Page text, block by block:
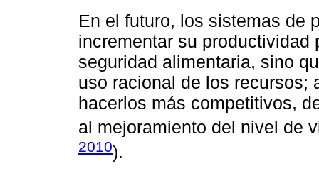
En el futuro, los sistemas de
incrementar su productividad
seguridad alimentaria, sino
uso racional de los recursos;
hacerlos más competitivos,
al mejoramiento del nivel de
2010).